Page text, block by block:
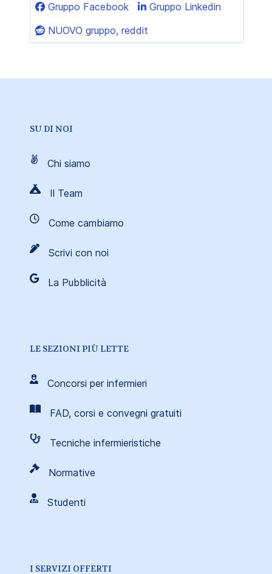
Gruppo Facebook
Gruppo Linkedin
NUOVO gruppo, reddit
SU DI NOI
Chi siamo
Il Team
Come cambiamo
Scrivi con noi
La Pubblicità
LE SEZIONI PIÙ LETTE
Concorsi per infermieri
FAD, corsi e convegni gratuiti
Tecniche infermieristiche
Normative
Studenti
I SERVIZI OFFERTI